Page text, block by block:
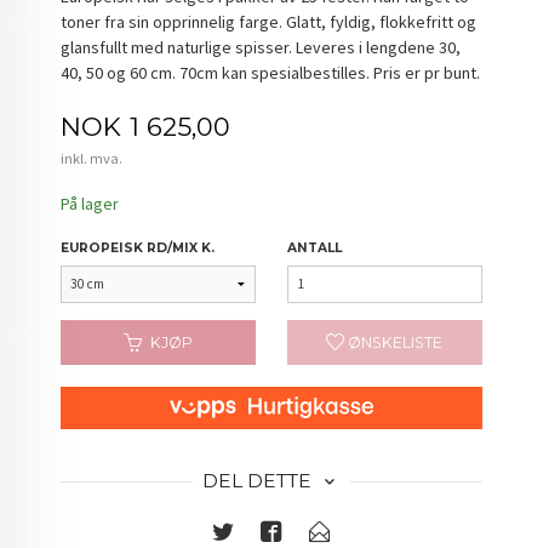
toner fra sin opprinnelig farge. Glatt, fyldig, flokkefritt og
glansfullt med naturlige spisser. Leveres i lengdene 30,
40, 50 og 60 cm. 70cm kan spesialbestilles. Pris er pr bunt.
Pris
NOK 1 625,00
inkl. mva.
På lager
EUROPEISK RD/MIX K. ANTALL
KJØP ØNSKELISTE
DEL DETTE